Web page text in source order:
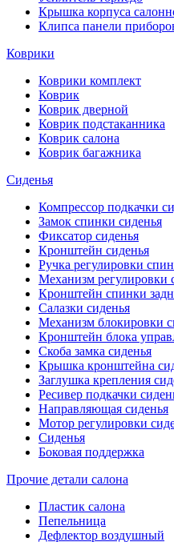
Крышка корпуса
Клипса панели
Коврики
Коврики комплект
Коврик
Коврик дверной
Коврик подстаканника
Коврик салона
Коврик багажника
Сиденья
Компрессор подкачки
Замок спинки сиденья
Фиксатор сиденья
Кронштейн сиденья
Ручка регулировки
Механизм регулировки
Кронштейн спинки
Салазки сиденья
Механизм блокировки
Кронштейн блока
Скоба замка сиденья
Крышка кронштейна
Заглушка крепления
Ресивер подкачки
Направляющая сиденья
Мотор регулировки
Сиденья
Боковая поддержка
Прочие детали салона
Пластик салона
Пепельница
Дефлектор воздушный